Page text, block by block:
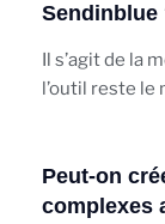
Sendinblue
Il s’agit de la
l’outil reste le
Peut-on
complexes